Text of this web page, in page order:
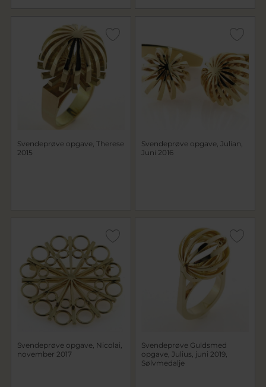
Svendeprøve opgave, Therese
2015
Svendeprøve opgave, Julian,
Juni 2016
Svendeprøve opgave, Nicolai,
november 2017
Svendeprøve Guldsmed
opgave, Julius, juni 2019,
Sølvmedalje